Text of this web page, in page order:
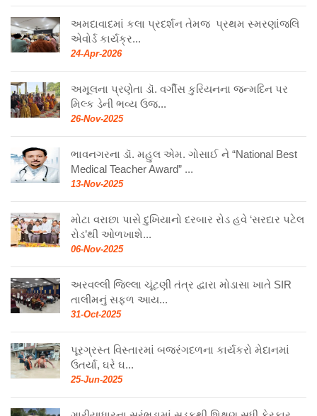
અમદાવાદમાં કલા પ્રદર્શન તેમજ પ્રથમ સ્મરણાંજલિ
એવોર્ડ કાર્યક્ર...
24-Apr-2026
અમૂલના પ્રણેતા ડૉ. વર્ગીસ કુરિયનના જન્મદિન પર
મિલ્ક ડેની ભવ્ય ઉજ...
26-Nov-2025
ભાવનગરના ડૉ. મહુલ એમ. ગોસાઈ ને “National Best
Medical Teacher Award” ...
13-Nov-2025
મોટા વરાછા પાસે દુખિયાનો દરબાર રોડ હવે ‘સરદાર પટેલ
રોડ’થી ઓળખાશે...
06-Nov-2025
અરવલ્લી જિલ્લા ચૂંટણી તંત્ર દ્વારા મોડાસા ખાતે SIR
તાલીમનું સફળ આય...
31-Oct-2025
પૂરગ્રસ્ત વિસ્તારમાં બજરંગદળના કાર્યકરો મેદાનમાં
ઉતર્યા, ઘરે ઘ...
25-Jun-2025